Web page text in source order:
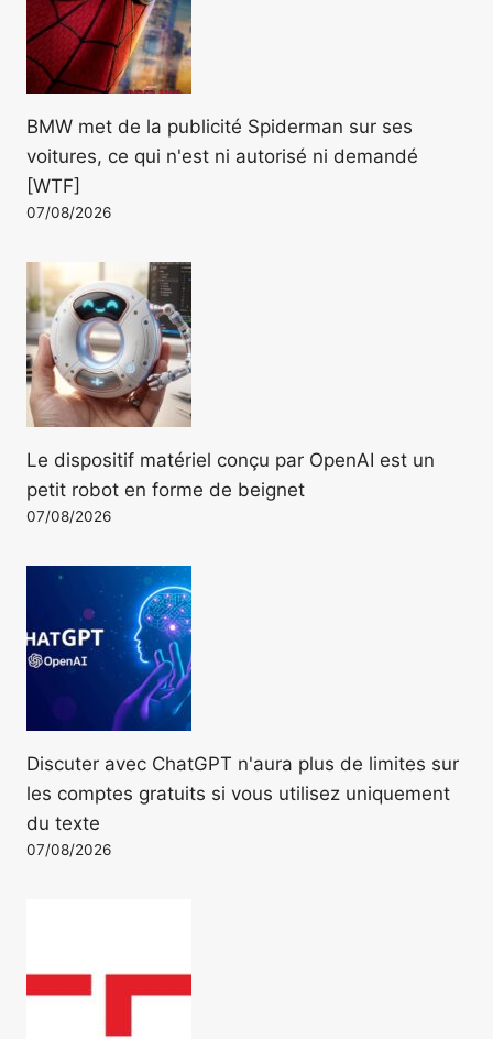
BMW met de la publicité Spiderman sur ses
voitures, ce qui n'est ni autorisé ni demandé
[WTF]
07/08/2026
Le dispositif matériel conçu par OpenAI est un
petit robot en forme de beignet
07/08/2026
Discuter avec ChatGPT n'aura plus de limites sur
les comptes gratuits si vous utilisez uniquement
du texte
07/08/2026